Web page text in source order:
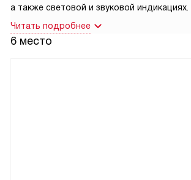
а также световой и звуковой индикациях.
Читать подробнее
6 место